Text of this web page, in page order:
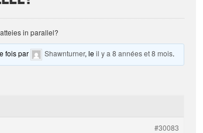
in parallel?
fois par Shawnturner, leil y a 8 années et 8 mois.
#30083